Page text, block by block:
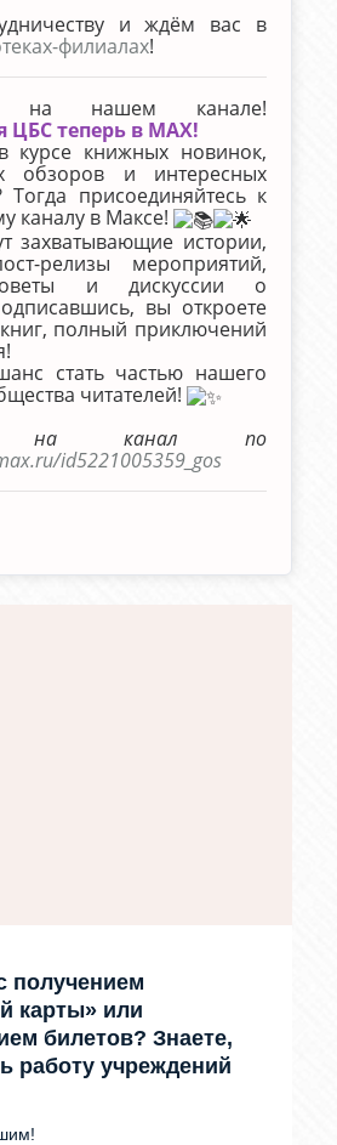
и ждём вас в
филиалах!
нашем канале!
ЦБС теперь в MAX!
курсе книжных новинок,
обзоров и интересных
Тогда присоединяйтесь к
каналу в Максе!
захватывающие истории,
релизы мероприятий,
и дискуссии о
вы откроете
полный приключений
стать частью нашего
читателей!
на канал по
id5221005359_gos
получением
карты» или
билетов? Знаете,
работу учреждений